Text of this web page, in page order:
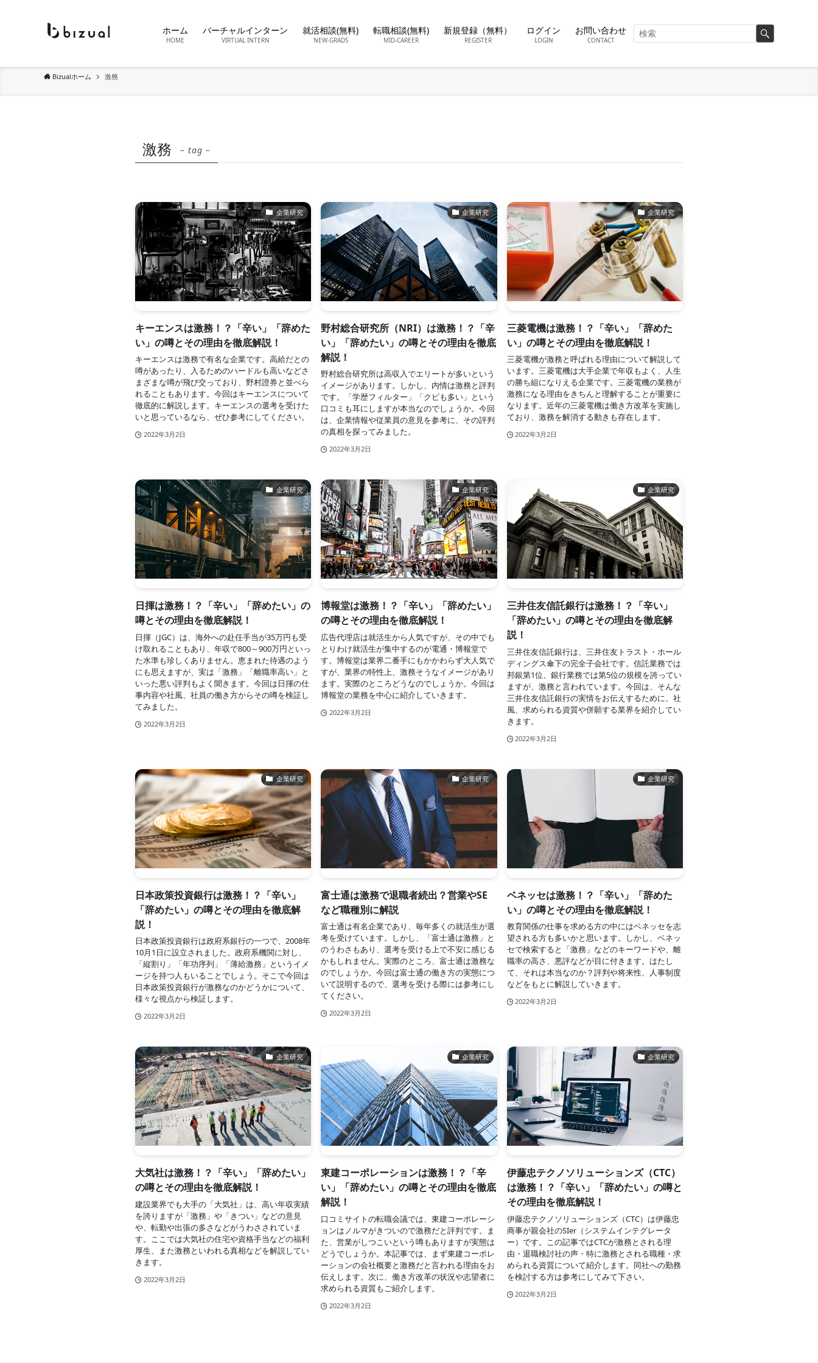
ホーム
HOME
バーチャルインターン
VIRTUAL INTERN
就活相談(無料)
NEW-GRADS
転職相談(無料)
MID-CAREER
新規登録（無料）
REGISTER
ログイン
LOGIN
お問い合わせ
CONTACT
Bizualホーム 激務
激務 – tag –
企業研究
キーエンスは激務！？「辛い」「辞めた
い」の噂とその理由を徹底解説！
キーエンスは激務で有名な企業です。高給だとの
噂があったり、入るためのハードルも高いなどさ
まざまな噂が飛び交っており、野村證券と並べら
れることもあります。今回はキーエンスについて
徹底的に解説します。キーエンスの選考を受けた
いと思っているなら、ぜひ参考にしてください。
2022年3月2日
企業研究
野村総合研究所（NRI）は激務！？「辛
い」「辞めたい」の噂とその理由を徹底
解説！
野村総合研究所は高収入でエリートが多いという
イメージがあります。しかし、内情は激務と評判
です。「学歴フィルター」「クビも多い」という
口コミも耳にしますが本当なのでしょうか。今回
は、企業情報や従業員の意見を参考に、その評判
の真相を探ってみました。
2022年3月2日
企業研究
三菱電機は激務！？「辛い」「辞めた
い」の噂とその理由を徹底解説！
三菱電機が激務と呼ばれる理由について解説して
います。三菱電機は大手企業で年収もよく、人生
の勝ち組になりえる企業です。三菱電機の業務が
激務になる理由をきちんと理解することが重要に
なります。近年の三菱電機は働き方改革を実施し
ており、激務を解消する動きも存在します。
2022年3月2日
企業研究
日揮は激務！？「辛い」「辞めたい」の
噂とその理由を徹底解説！
日揮（JGC）は、海外への赴任手当が35万円も受
け取れることもあり、年収で800～900万円といっ
た水準も珍しくありません。恵まれた待遇のよう
にも思えますが、実は「激務」「離職率高い」と
いった悪い評判もよく聞きます。今回は日揮の仕
事内容や社風、社員の働き方からその噂を検証し
てみました。
2022年3月2日
企業研究
博報堂は激務！？「辛い」「辞めたい」
の噂とその理由を徹底解説！
広告代理店は就活生から人気ですが、その中でも
とりわけ就活生が集中するのが電通・博報堂で
す。博報堂は業界二番手にもかかわらず大人気で
すが、業界の特性上、激務そうなイメージがあり
ます。実際のところどうなのでしょうか。今回は
博報堂の業務を中心に紹介していきます。
2022年3月2日
企業研究
三井住友信託銀行は激務！？「辛い」
「辞めたい」の噂とその理由を徹底解
説！
三井住友信託銀行は、三井住友トラスト・ホール
ディングス傘下の完全子会社です。信託業務では
邦銀第1位、銀行業務では第5位の規模を誇ってい
ますが、激務と言われています。今回は、そんな
三井住友信託銀行の実情をお伝えするために、社
風、求められる資質や併願する業界を紹介してい
きます。
2022年3月2日
企業研究
日本政策投資銀行は激務！？「辛い」
「辞めたい」の噂とその理由を徹底解
説！
日本政策投資銀行は政府系銀行の一つで、2008年
10月1日に設立されました。政府系機関に対し、
「縦割り」「年功序列」「薄給激務」というイメ
ージを持つ人もいることでしょう。そこで今回は
日本政策投資銀行が激務なのかどうかについて、
様々な視点から検証します。
2022年3月2日
企業研究
富士通は激務で退職者続出？営業やSE
など職種別に解説
富士通は有名企業であり、毎年多くの就活生が選
考を受けています。しかし、「富士通は激務」と
のうわさもあり、選考を受ける上で不安に感じる
かもしれません。実際のところ、富士通は激務な
のでしょうか。今回は富士通の働き方の実態につ
いて説明するので、選考を受ける際には参考にし
てください。
2022年3月2日
企業研究
ベネッセは激務！？「辛い」「辞めた
い」の噂とその理由を徹底解説！
教育関係の仕事を求める方の中にはベネッセを志
望される方も多いかと思います。しかし、ベネッ
セで検索すると「激務」などのキーワードや、離
職率の高さ、悪評などが目に付きます。はたし
て、それは本当なのか？評判や将来性、人事制度
などをもとに解説していきます。
2022年3月2日
企業研究
大気社は激務！？「辛い」「辞めたい」
の噂とその理由を徹底解説！
建設業界でも大手の「大気社」は、高い年収実績
を誇りますが「激務」や「きつい」などの意見
や、転勤や出張の多さなどがうわさされていま
す。ここでは大気社の住宅や資格手当などの福利
厚生、また激務といわれる真相などを解説してい
きます。
2022年3月2日
企業研究
東建コーポレーションは激務！？「辛
い」「辞めたい」の噂とその理由を徹底
解説！
口コミサイトの転職会議では、東建コーポレーシ
ョンはノルマがきついので激務だと評判です。ま
た、営業がしつこいという噂もありますが実態は
どうでしょうか。本記事では、まず東建コーポレ
ーションの会社概要と激務だと言われる理由をお
伝えします。次に、働き方改革の状況や志望者に
求められる資質もご紹介します。
2022年3月2日
企業研究
伊藤忠テクノソリューションズ（CTC）
は激務！？「辛い」「辞めたい」の噂と
その理由を徹底解説！
伊藤忠テクノソリューションズ（CTC）は伊藤忠
商事が親会社のSIer（システムインテグレータ
ー）です。この記事ではCTCが激務とされる理
由・退職検討社の声・特に激務とされる職種・求
められる資質について紹介します。同社への勤務
を検討する方は参考にしてみて下さい。
2022年3月2日